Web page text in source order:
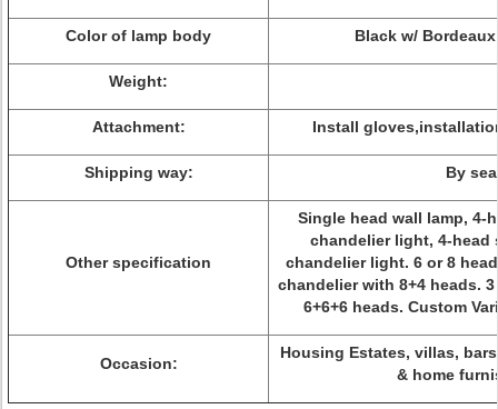
Color of lamp body Black w/
Weight:
Attachment: Install
Shipping way: By sea
Other specification
Single head wall lamp, 4-
chandelier light, 4-head
chandelier light. 6 or 8
chandelier with 8+4 heads.
6+6+6 heads. Custom
Occasion:
Housing Estates, villas,
& home